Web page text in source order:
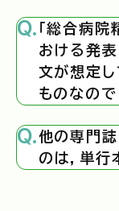
「総合病
おける発表
文が想定
ものなので
他の専門
のは，単行